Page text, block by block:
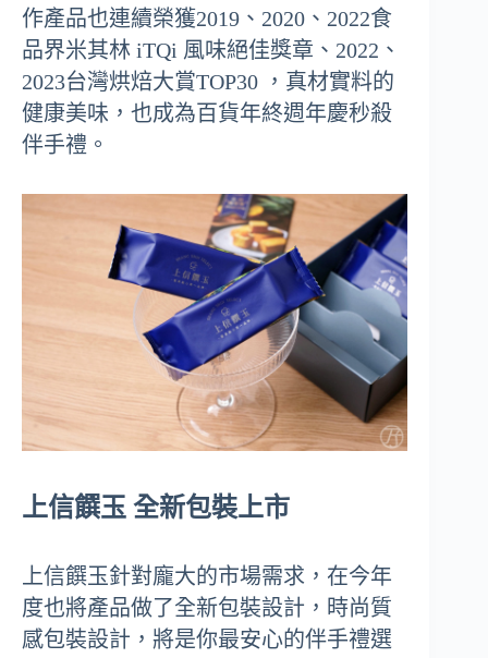
作產品也連續榮獲2019、2020、2022食
品界米其林 iTQi 風味絕佳獎章、2022、
2023台灣烘焙大賞TOP30 ，真材實料的
健康美味，也成為百貨年終週年慶秒殺
伴手禮。
上信饌玉 全新包裝上市
上信饌玉針對龐大的市場需求，在今年
度也將產品做了全新包裝設計，時尚質
感包裝設計，將是你最安心的伴手禮選